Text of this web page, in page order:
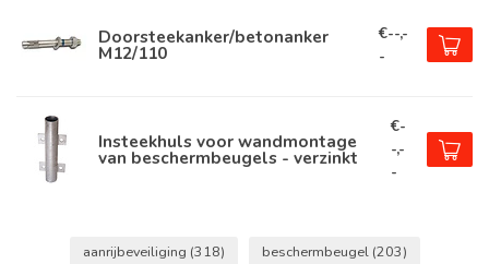
Doorsteekanker/betonanker
M12/110
€--,-
-
Insteekhuls voor wandmontage
van beschermbeugels - verzinkt
€-
-,-
-
aanrijbeveiliging (318) beschermbeugel (203)